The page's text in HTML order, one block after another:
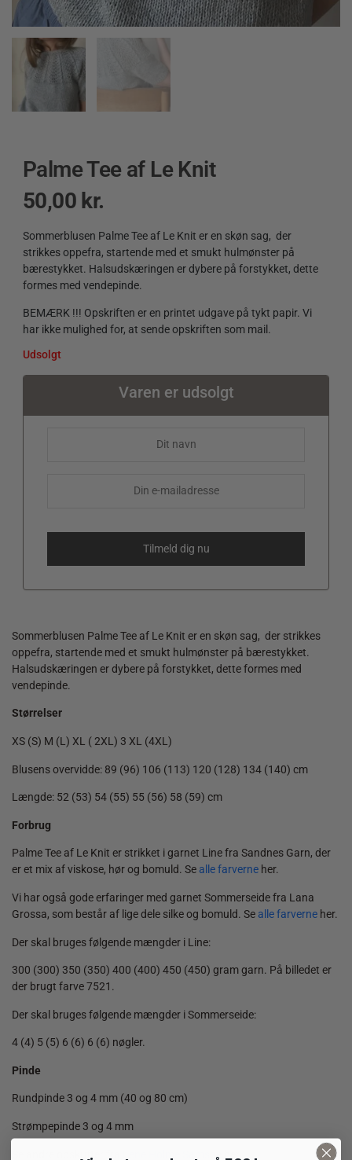
Palme Tee af Le Knit
50,00 kr.
Sommerblusen Palme Tee af Le Knit er en skøn sag, der
strikkes oppefra, startende med et smukt hulmønster på
bærestykket. Halsudskæringen er dybere på forstykket, dette
formes med vendepinde.
BEMÆRK !!! Opskriften er en printet udgave på tykt papir. Vi
har ikke mulighed for, at sende opskriften som mail.
Udsolgt
Varen er udsolgt
Sommerblusen Palme Tee af Le Knit er en skøn sag, der strikkes
oppefra, startende med et smukt hulmønster på bærestykket.
Halsudskæringen er dybere på forstykket, dette formes med
vendepinde.
Størrelser
XS (S) M (L) XL ( 2XL) 3 XL (4XL)
Blusens overvidde: 89 (96) 106 (113) 120 (128) 134 (140) cm
Længde: 52 (53) 54 (55) 55 (56) 58 (59) cm
Forbrug
Palme Tee af Le Knit er strikket i garnet Line fra Sandnes Garn, der
er et mix af viskose, hør og bomuld. Se alle farverne her.
Vi har også gode erfaringer med garnet Sommerseide fra Lana
Grossa, som består af lige dele silke og bomuld. Se alle farverne her.
Der skal bruges følgende mængder i Line:
300 (300) 350 (350) 400 (400) 450 (450) gram garn. På billedet er
der brugt farve 7521.
Der skal bruges følgende mængder i Sommerseide:
4 (4) 5 (5) 6 (6) 6 (6) nøgler.
Pinde
Rundpinde 3 og 4 mm (40 og 80 cm)
Strømpepinde 3 og 4 mm
Lene Holme Samsøe